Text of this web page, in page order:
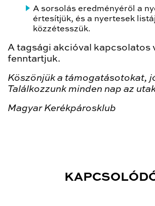
A sorsolás eredményéről a
értesítjük, és a nyertesek
közzétesszük.
A tagsági akcióval kapcsolatos
fenntartjuk.
Köszönjük a támogatásotokat,
Találkozzunk minden nap az
Magyar Kerékpárosklub